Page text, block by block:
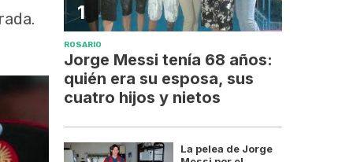
1
ROSARIO
Jorge Messi tenía 68 años:
quién era su esposa, sus
cuatro hijos y nietos
La pelea de Jorge